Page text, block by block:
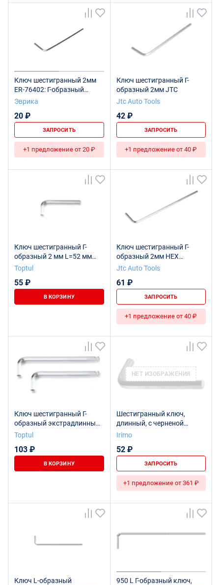
Ключ шестигранный 2мм
ER-76402: Г-образный
ЭВРИКА /1/600
Эврика
20 ₽
ЗАПРОСИТЬ
+1 предложение от 20 ₽
Ключ шестигранный Г-
образный 2мм JTC
Jtc Auto Tools
42 ₽
ЗАПРОСИТЬ
+1 предложение от 40 ₽
Ключ шестигранный Г-
образный 2 мм L=52 мм
TOPTUL AGAS0205
Toptul
55 ₽
В КОРЗИНУ
Ключ шестигранный Г-
образный 2мм HEX
удлиненный L=75мм JTC
Jtc Auto Tools
61 ₽
ЗАПРОСИТЬ
+1 предложение от 40 ₽
Ключ шестигранный Г-
образный экстрадлинный
с шаром 2 мм L=102 мм
Toptul
103 ₽
В КОРЗИНУ
НЕТ ИЗОБРАЖЕНИЯ
Шестигранный ключ,
длинный, с черненой
поверхностью, 2 мм
Irimo
52 ₽
ЗАПРОСИТЬ
+1 предложение от 361 ₽
Ключ L-образный
950 L Г-образный ключ,